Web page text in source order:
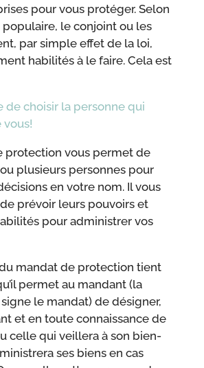
pour vous protéger. Selon
populaire, le conjoint ou les
par simple effet de la loi,
habilités à le faire. Cela est
de choisir la personne qui
vous!
protection vous permet de
plusieurs personnes pour
en votre nom. Il vous
prévoir leurs pouvoirs et
pour administrer vos
du mandat de protection tient
permet au mandant (la
le mandat) de désigner,
et en toute connaissance de
celle qui veillera à son bien-
ses biens en cas